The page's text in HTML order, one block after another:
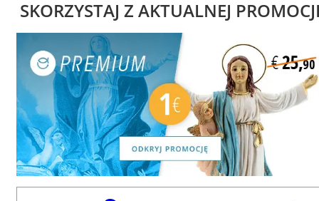
SKORZYSTAJ Z AKTUALNEJ